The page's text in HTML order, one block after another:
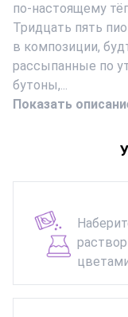
по‑настоящему
Тридцать пять
в композиции,
рассыпанные по
бутоны,...
Показать